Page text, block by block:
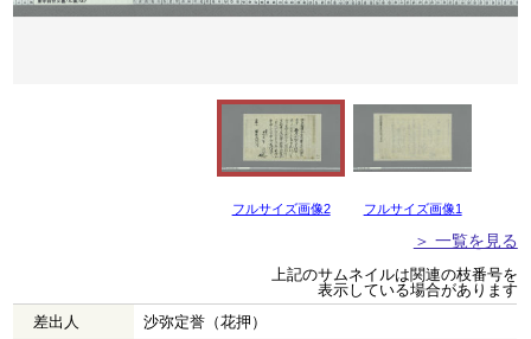
フルサイズ画像2 フルサイズ画像1
＞ 一覧を見る
上記のサムネイルは関連の枝番号を
表示している場合があります
差出人
沙弥定誉（花押）